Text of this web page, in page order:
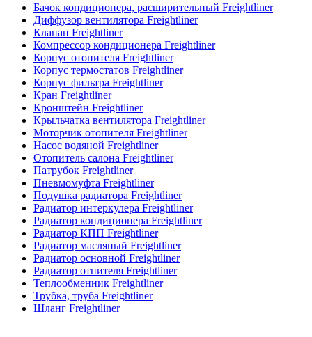
Бачок кондиционера, расширительный Freightliner
Диффузор вентилятора Freightliner
Клапан Freightliner
Компрессор кондиционера Freightliner
Корпус отопителя Freightliner
Корпус термостатов Freightliner
Корпус фильтра Freightliner
Кран Freightliner
Кронштейн Freightliner
Крыльчатка вентилятора Freightliner
Моторчик отопителя Freightliner
Насос водяной Freightliner
Отопитель салона Freightliner
Патрубок Freightliner
Пневмомуфта Freightliner
Подушка радиатора Freightliner
Радиатор интеркулера Freightliner
Радиатор кондиционера Freightliner
Радиатор КПП Freightliner
Радиатор масляный Freightliner
Радиатор основной Freightliner
Радиатор отпителя Freightliner
Теплообменник Freightliner
Трубка, труба Freightliner
Шланг Freightliner